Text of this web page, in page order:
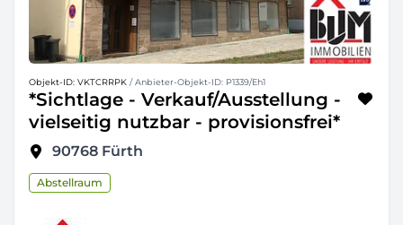
Objekt-ID: VKTCRRPK / Anbieter-Objekt-ID: P1339/Eh1
*Sichtlage - Verkauf/Ausstellung -
vielseitig nutzbar - provisionsfrei*
90768 Fürth
Abstellraum